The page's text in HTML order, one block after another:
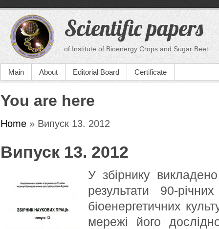
Scientific papers
of Institute of Bioenergy Crops and Sugar Beet
Main About Editorial Board Certificate
You are here
Home » Випуск 13. 2012
Випуск 13. 2012
У збірнику
результати 90-
біоенергетичних
мережі його